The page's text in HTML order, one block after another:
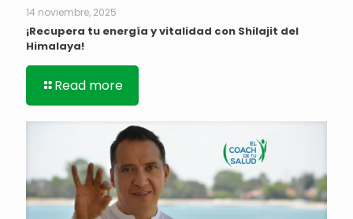
14 noviembre, 2025
¡Recupera tu energía y vitalidad con Shilajit del
Himalaya!
Read more